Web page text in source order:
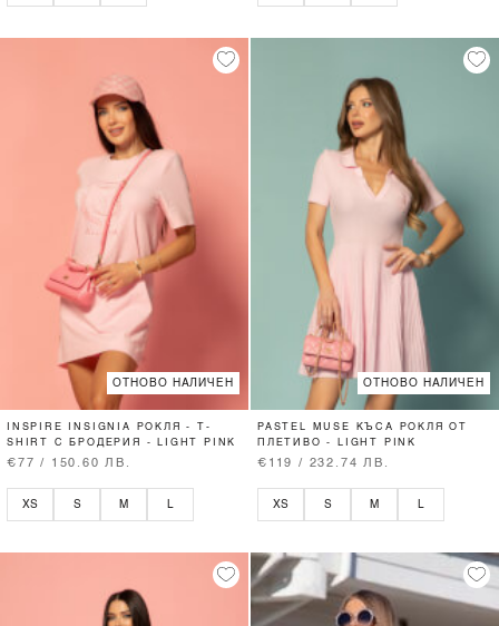
ОТНОВО НАЛИЧЕН
INSPIRE INSIGNIA РОКЛЯ - T-
SHIRT С БРОДЕРИЯ - LIGHT PINK
€77 / 150.60 ЛВ.
XS S M L
ОТНОВО НАЛИЧЕН
PASTEL MUSE КЪСА РОКЛЯ ОТ
ПЛЕТИВО - LIGHT PINK
€119 / 232.74 ЛВ.
XS S M L